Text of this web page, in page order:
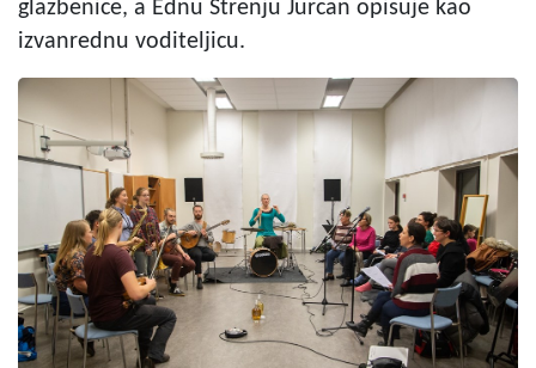
glazbenice, a Ednu Strenju Jurcan opisuje kao
izvanrednu voditeljicu.